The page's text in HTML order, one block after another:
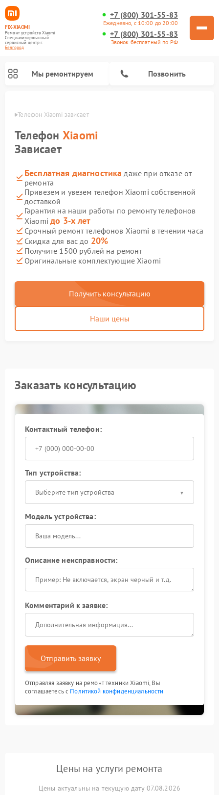
FIX-XIAOMI
Ремонт устройств Xiaomi
Специализированный
cервисный центр г.
Белгород
+7 (800) 301-55-83
Ежедневно, с 10:00 до 20:00
+7 (800) 301-55-83
Звонок бесплатный по РФ
Мы ремонтируем Позвонить
Телефон Xiaomi зависает
Телефон Xiaomi
Зависает
Бесплатная диагностика даже при отказе от
ремонта
Привезем и увезем телефон Xiaomi собственной
доставкой
Гарантия на наши работы по ремонту телефонов
Xiaomiдо 3-х лет
Срочный ремонт телефонов Xiaomi в течении часа
Скидка для вас до 20%
Получите 1500 рублей на ремонт
Оригинальные комплектующие Xiaomi
Получить консультацию
Наши цены
Заказать консультацию
Контактный телефон:
Тип устройства:
Выберите тип устройства
Модель устройства:
Описание неисправности:
Комментарий к заявке:
Отправить заявку
Отправляя заявку на ремонт техники Xiaomi, Вы
соглашаетесь с Политикой конфиденциальности
Цены на услуги ремонта
Цены актуальны на текущую дату 07.08.2026